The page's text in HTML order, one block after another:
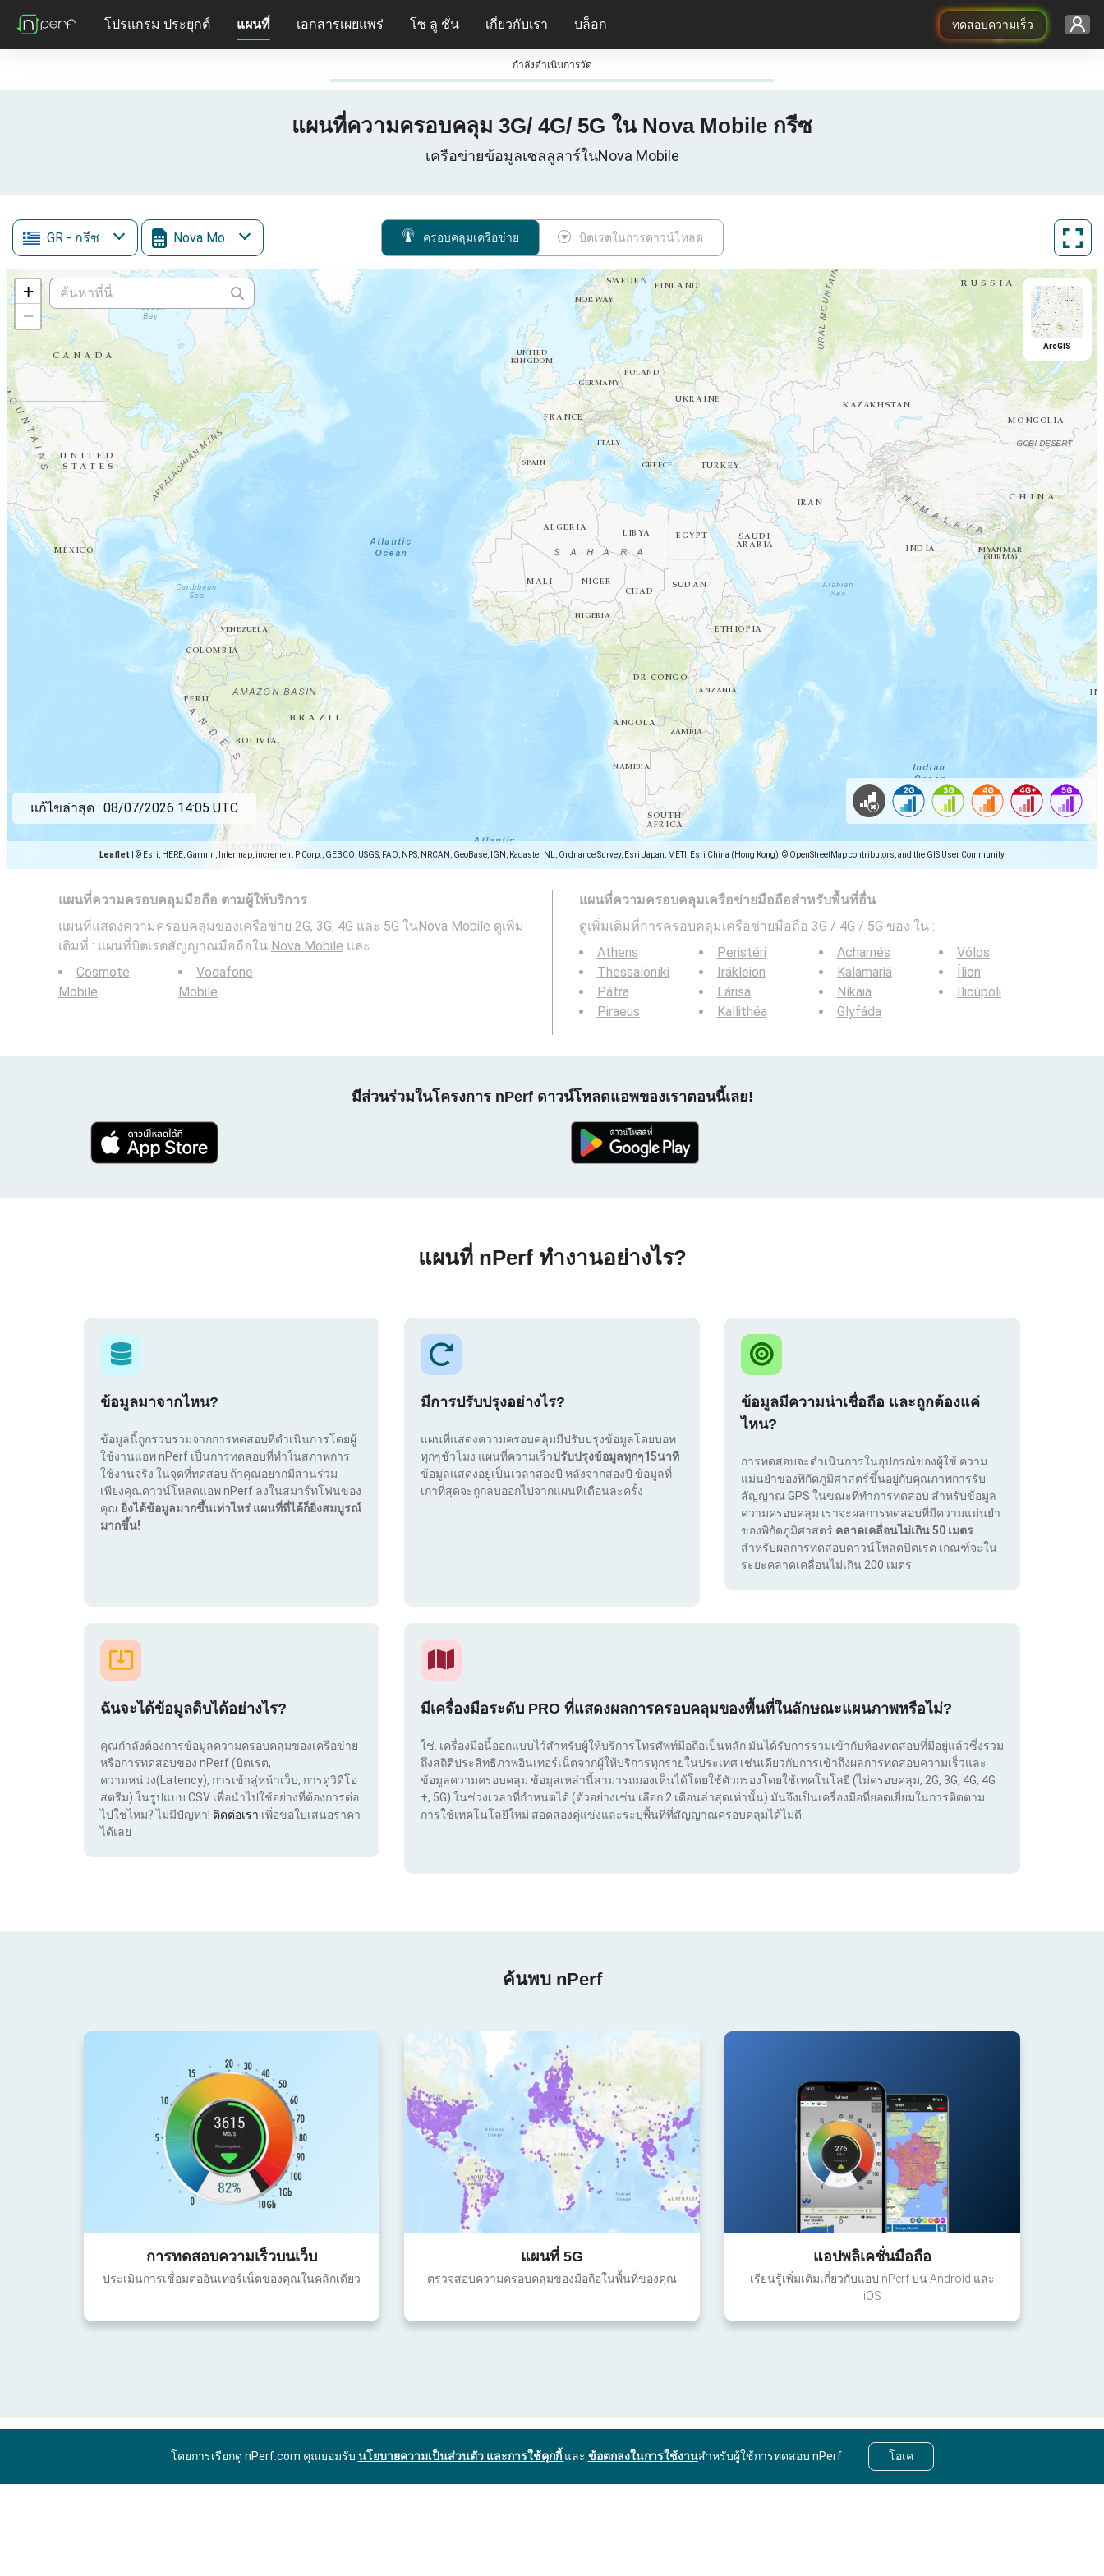
ทดสอบความเร็ว
โปรแกรม ประยุกต์ แผนที่ เอกสารเผยแพร่ โซ ลู ชั่น เกี่ยวกับเรา บล็อก
กําลังดําเนินการวัด
แผนที่ความครอบคลุม 3G/ 4G/ 5G ใน Nova Mobile กรีซ
เครือข่ายข้อมูลเซลลูลาร์ในNova Mobile
GR - กรีซ Nova Mobile ครอบคลุมเครือข่าย บิตเรตในการดาวน์โหลด
+
−
Leaflet © Esri, HERE, Garmin, Intermap, increment P Corp., GEBCO, USGS, FAO, NPS, NRCAN, GeoBase, IGN, Kadaster NL, Ordnance Survey, Esri Japan, METI, Esri China (Hong Kong), © OpenStreetMap contributors, and the GIS User Community
ArcGIS
แก้ไขล่าสุด : 08/07/2026 14:05 UTC
แผนที่ความครอบคลุมมือถือ ตามผู้ให้บริการ
แผนที่แสดงความครอบคลุมของเครือข่าย 2G, 3G, 4G และ 5G ในNova Mobile ดูเพิ่ม
เติมที่ : แผนที่บิตเรตสัญญาณมือถือใน Nova Mobile และ
Cosmote
Mobile
Vodafone
Mobile
แผนที่ความครอบคลุมเครือข่ายมือถือสำหรับพื้นที่อื่น
ดูเพิ่มเติมที่การครอบคลุมเครือข่ายมือถือ 3G / 4G / 5G ของ ใน :
Athens
Thessaloníki
Pátra
Piraeus
Peristéri
Irákleion
Lárisa
Kallithéa
Acharnés
Kalamariá
Níkaia
Glyfáda
Vólos
Ílion
Ilioúpoli
มีส่วนร่วมในโครงการ nPerf ดาวน์โหลดแอพของเราตอนนี้เลย!
แผนที่ nPerf ทำงานอย่างไร?
ข้อมูลมาจากไหน?
ข้อมูลนี้ถูกรวบรวมจากการทดสอบที่ดำเนินการโดยผู้
ใช้งานแอพ nPerf เป็นการทดสอบที่ทำในสภาพการ
ใช้งานจริง ในจุดที่ทดสอบ ถ้าคุณอยากมีส่วนร่วม
เพียงคุณดาวน์โหลดแอพ nPerf ลงในสมาร์ทโฟนของ
คุณยิ่งได้ข้อมูลมากขึ้นเท่าไหร่ แผนที่ที่ได้ก็ยิ่งสมบูรณ์
มากขึ้น!
มีการปรับปรุงอย่างไร?
แผนที่แสดงความครอบคลุมมีปรับปรุงข้อมูลโดยบอท
ทุกๆชั่วโมง แผนที่ความเร็วปรับปรุงข้อมูลทุกๆ15นาที
ข้อมูลแสดงอยู่เป็นเวลาสองปี หลังจากสองปี ข้อมูลที่
เก่าที่สุดจะถูกลบออกไปจากแผนที่เดือนละครั้ง
ข้อมูลมีความน่าเชื่อถือ และถูกต้องแค่
ไหน?
การทดสอบจะดำเนินการในอุปกรณ์ของผู้ใช้ ความ
แม่นยำของพิกัดภูมิศาสตร์ขึ้นอยู่กับคุณภาพการรับ
สัญญาณ GPS ในขณะที่ทำการทดสอบ สำหรับข้อมูล
ความครอบคลุม เราจะผลการทดสอบที่มีความแม่นยำ
ของพิกัดภูมิศาสตร์ คลาดเคลื่อนไม่เกิน 50 เมตร
สำหรับผลการทดสอบดาวน์โหลดบิตเรต เกณฑ์จะใน
ระยะคลาดเคลื่อนไม่เกิน 200 เมตร
ฉันจะได้ข้อมูลดิบได้อย่างไร?
คุณกำลังต้องการข้อมูลความครอบคลุมของเครือข่าย
หรือการทดสอบของ nPerf (บิตเรต,
ความหน่วง(Latency), การเข้าสู่หน้าเว็บ, การดูวิดีโอ
สตรีม) ในรูปแบบ CSV เพื่อนำไปใช้อย่างที่ต้องการต่อ
ไปใช่ไหม? ไม่มีปัญหา! ติดต่อเรา เพิ่อขอใบเสนอราคา
ได้เลย
มีเครื่องมือระดับ PRO ที่แสดงผลการครอบคลุมของพื้นที่ในลักษณะแผนภาพหรือไม่?
ใช่. เครื่องมือนี้ออกแบบไว้สำหรับผู้ให้บริการโทรศัพท์มือถือเป็นหลัก มันได้รับการรวมเข้ากับห้องทดสอบที่มีอยู่แล้วซึ่งรวม
ถึงสถิติประสิทธิภาพอินเทอร์เน็ตจากผู้ให้บริการทุกรายในประเทศ เช่นเดียวกับการเข้าถึงผลการทดสอบความเร็วและ
ข้อมูลความครอบคลุม ข้อมูลเหล่านี้สามารถมองเห็นได้โดยใช้ตัวกรองโดยใช้เทคโนโลยี (ไม่ครอบคลุม, 2G, 3G, 4G, 4G
+, 5G) ในช่วงเวลาที่กำหนดได้ (ตัวอย่างเช่น เลือก 2 เดือนล่าสุดเท่านั้น) มันจึงเป็นเครื่องมือที่ยอดเยี่ยมในการติดตาม
การใช้เทคโนโลยีใหม่ สอดส่องคู่แข่งและระบุพื้นที่ที่สัญญาณครอบคลุมได้ไม่ดี
ค้นพบ nPerf
การทดสอบความเร็วบนเว็บ
ประเมินการเชื่อมต่ออินเทอร์เน็ตของคุณในคลิกเดียว
แผนที่ 5G
ตรวจสอบความครอบคลุมของมือถือในพื้นที่ของคุณ
แอปพลิเคชั่นมือถือ
เรียนรู้เพิ่มเติมเกี่ยวกับแอป nPerf บน Android และ
iOS
โดยการเรียกดู nPerf.com คุณยอมรับ นโยบายความเป็นส่วนตัว และการใช้คุกกี้ และ ข้อตกลงในการใช้งานสำหรับผู้ใช้การทดสอบ nPerf โอเค